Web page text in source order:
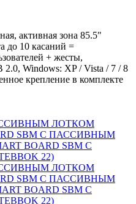
активная зона 85.5"
до 10 касаний =
+ жесты,
Windows: XP / Vista / 7 / 8
крепление в комплекте